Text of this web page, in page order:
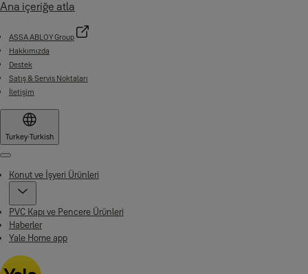
Ana içeriğe atla
ASSA ABLOY Group
Hakkımızda
Destek
Satış & Servis Noktaları
İletişim
Turkey·Turkish
Menu
Konut ve İşyeri Ürünleri
PVC Kapı ve Pencere Ürünleri
Haberler
Yale Home app